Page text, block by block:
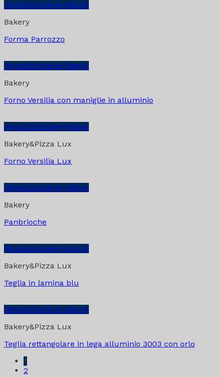
Visualizzazione Veloce
Bakery
Forma Parrozzo
Visualizzazione Veloce
Bakery
Forno Versilia con maniglie in alluminio
Visualizzazione Veloce
Bakery&Pizza Lux
Forno Versilia Lux
Visualizzazione Veloce
Bakery
Panbrioche
Visualizzazione Veloce
Bakery&Pizza Lux
Teglia in lamina blu
Visualizzazione Veloce
Bakery&Pizza Lux
Teglia rettangolare in lega alluminio 3003 con orlo
1
2